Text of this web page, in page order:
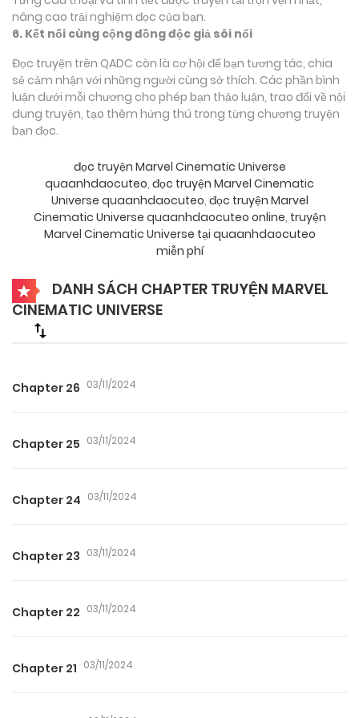
nâng cao trải nghiệm đọc của bạn.
6. Kết nối cùng cộng đồng độc giả sôi nổi
Đọc truyện trên QADC còn là cơ hội để bạn tương tác, chia
sẻ cảm nhận với những người cùng sở thích. Các phần bình
luận dưới mỗi chương cho phép bạn thảo luận, trao đổi về nội
dung truyện, tạo thêm hứng thú trong từng chương truyện
bạn đọc.
đọc truyện Marvel Cinematic Universe
quaanhdaocuteo, đọc truyện Marvel Cinematic
Universe quaanhdaocuteo, đọc truyện Marvel
Cinematic Universe quaanhdaocuteo online, truyện
Marvel Cinematic Universe tại quaanhdaocuteo
miễn phí
DANH SÁCH CHAPTER TRUYỆN MARVEL
CINEMATIC UNIVERSE
Chapter 26 03/11/2024
Chapter 25 03/11/2024
Chapter 24 03/11/2024
Chapter 23 03/11/2024
Chapter 22 03/11/2024
Chapter 21 03/11/2024